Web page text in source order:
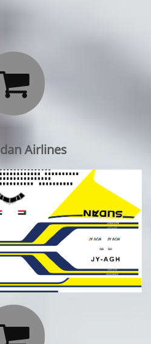
Airlines